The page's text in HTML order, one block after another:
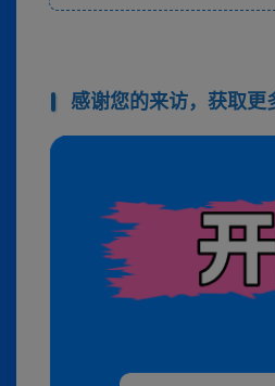
感谢您的来访，获取更